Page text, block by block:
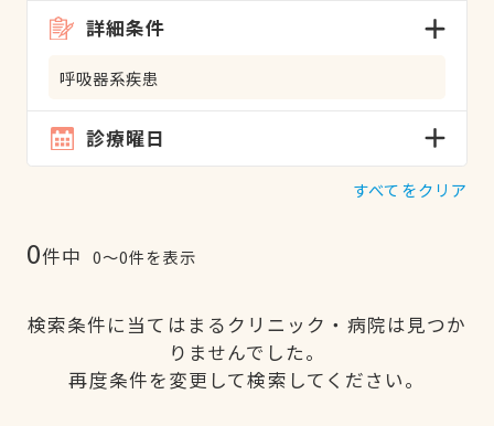
詳細条件
呼吸器系疾患
診療曜日
すべてをクリア
0件中 0〜0件を表示
検索条件に当てはまるクリニック・病院は見つか
りませんでした。
再度条件を変更して検索してください。